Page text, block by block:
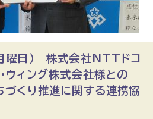
曜日） 株式会社NTTドコ
ウィング株式会社様との
づくり推進に関する連携協